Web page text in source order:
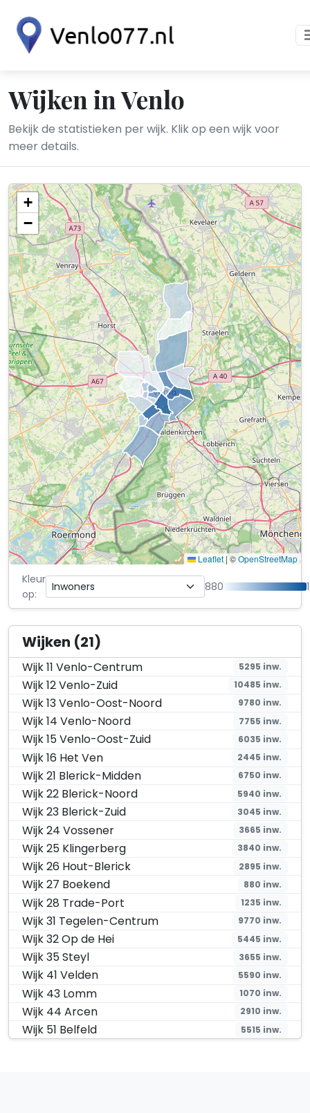
Wijken in Venlo
Bekijk de statistieken per wijk. Klik op een wijk voor
meer details.
+
−
Leaflet | ©OpenStreetMap
Kleur
op:
880
Wijken (21)
Wijk 11 Venlo-Centrum 5295 inw.
Wijk 12 Venlo-Zuid 10485 inw.
Wijk 13 Venlo-Oost-Noord 9780 inw.
Wijk 14 Venlo-Noord 7755 inw.
Wijk 15 Venlo-Oost-Zuid 6035 inw.
Wijk 16 Het Ven 2445 inw.
Wijk 21 Blerick-Midden 6750 inw.
Wijk 22 Blerick-Noord 5940 inw.
Wijk 23 Blerick-Zuid 3045 inw.
Wijk 24 Vossener 3665 inw.
Wijk 25 Klingerberg 3840 inw.
Wijk 26 Hout-Blerick 2895 inw.
Wijk 27 Boekend 880 inw.
Wijk 28 Trade-Port 1235 inw.
Wijk 31 Tegelen-Centrum 9770 inw.
Wijk 32 Op de Hei 5445 inw.
Wijk 35 Steyl 3655 inw.
Wijk 41 Velden 5590 inw.
Wijk 43 Lomm 1070 inw.
Wijk 44 Arcen 2910 inw.
Wijk 51 Belfeld 5515 inw.